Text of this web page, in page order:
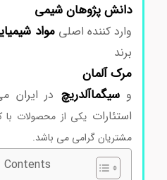
دانش پژوهان شیمی
وارد کننده اصلیموادشیمیایی
برند
مرکآلمان
سیگماآلدریچدر ایران می
استئارات یکی از محصولات با
مشتریان گرامی می باشد.
Contents